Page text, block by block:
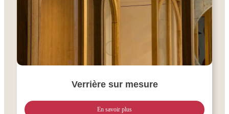
Verrière sur mesure
En savoir plus